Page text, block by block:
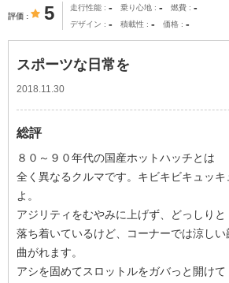
評価 5 走行性能 - 乗り心地 - 燃費 -
デザイン - 積載性 - 価格 -
スポーツな日常を
2018.11.30
総評
８０～９０年代の国産ホットハッチとは
全く異なるクルマです。キビキビキュッ
よ。
アジリティをむやみに上げず、どっしりと
落ち着いているけど、コーナーでは涼しい
曲がれます。
アシを固めてスロットルをガバっと開けて